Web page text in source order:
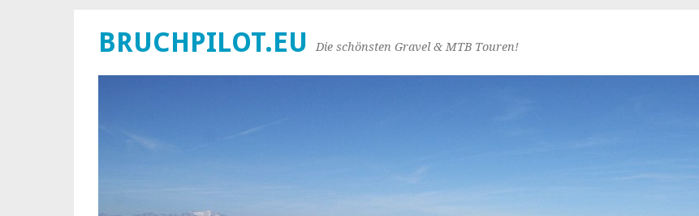
BRUCHPILOT.EU Die schönsten Gravel & MTB Touren!